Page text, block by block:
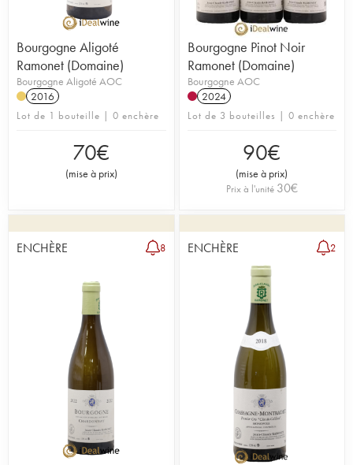
Bourgogne Aligoté
Ramonet (Domaine)
Bourgogne Aligoté AOC
2016
Lot de 1 bouteille | 0 enchère
70€
(mise à prix)
Bourgogne Pinot Noir
Ramonet (Domaine)
Bourgogne AOC
2024
Lot de 3 bouteilles | 0 enchère
90€
(mise à prix)
Prix à l'unité 30€
ENCHÈRE 8 ENCHÈRE 2